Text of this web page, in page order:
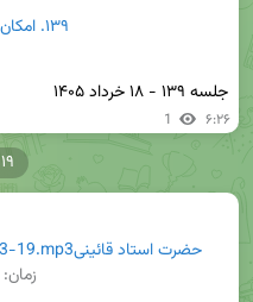
۱۳۹. امکان تعبد به غیر علم.pdf
جلسه ۱۳۹ - ۱۸ خرداد ۱۴۰۵
1 ۶:۲۶
حضرت استاد قائینیOsul-140-1405-03-19.mp3
زمان:
۱۹ خرداد